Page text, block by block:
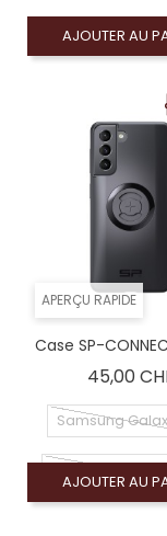
AJOUTER AU
APERÇU RAPIDE
Case SP-
45,00
Samsung
AJOUTER AU